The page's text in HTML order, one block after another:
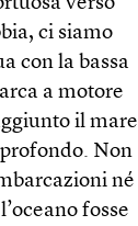
verso
ci siamo
con la bassa
a motore
il mare
Non
né
fosse